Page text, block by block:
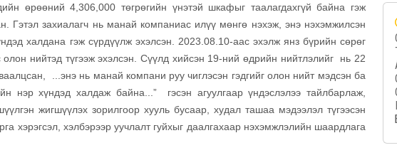
өрөөний 4,306,000 төгрөгийн үнэтэй шкафыг таалагдахгүй байна гэж
Гэтэл захиалагч нь манай компаниас илүү мөнгө нэхэж, энэ нэхэмжилсэн
халдана гэж сүрдүүлж эхэлсэн. 2023.08.10-аас эхэлж янз бүрийн сөрөг
нийтэд түгээж эхэлсэн. Сүүлд хийсэн 19-ний өдрийн нийтлэлийг нь 22
...энэ нь манай компани руу чиглэсэн гэдгийг олон нийт мэдсэн ба
нэр хүндэд халдаж байна...” гэсэн агуулгаар үндэслэлээ тайлбарлаж,
жигшүүлэх зорилгоор хууль бусаар, худал ташаа мэдээлэл түгээсэн
хэрэгсэл, хэлбэрээр уучлалт гуйхыг даалгахаар нэхэмжлэлийн шаардлага